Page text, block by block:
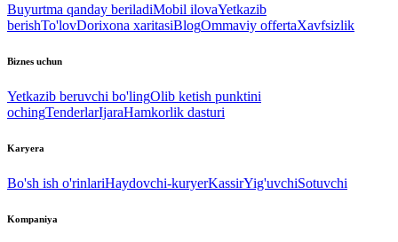
Buyurtma qanday beriladiMobil ilovaYetkazib
berishTo'lovDorixona xaritasiBlogOmmaviy offertaXavfsizlik
Biznes uchun
Yetkazib beruvchi bo'lingOlib ketish punktini
ochingTenderlarIjaraHamkorlik dasturi
Karyera
Bo'sh ish o'rinlariHaydovchi-kuryerKassirYig'uvchiSotuvchi
Kompaniya